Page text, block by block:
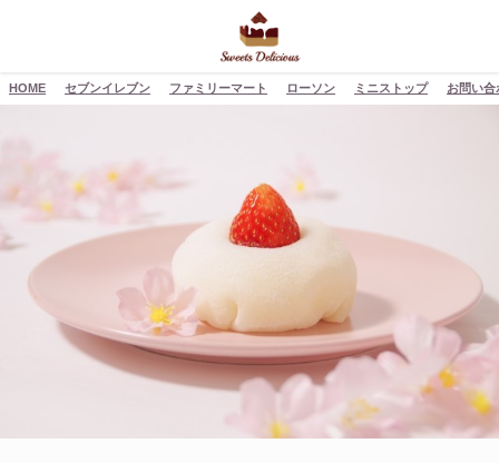
HOME セブンイレブン ファミリーマート ローソン ミニストップ お問い合